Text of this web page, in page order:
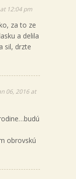
12:04 pm
za to ze
a delila
sil, drzte
06, 2016 at
obrovskú